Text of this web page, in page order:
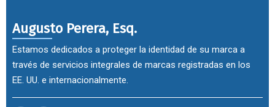
Augusto Perera, Esq.
Estamos dedicados a proteger la identidad de su marca a
través de servicios integrales de marcas registradas en los
EE. UU. e internacionalmente.